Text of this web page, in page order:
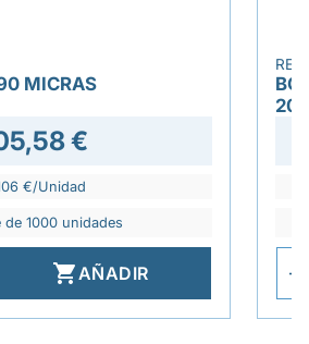
MICRAS
€
€/Unidad
de 1000 unidades
AÑADIR